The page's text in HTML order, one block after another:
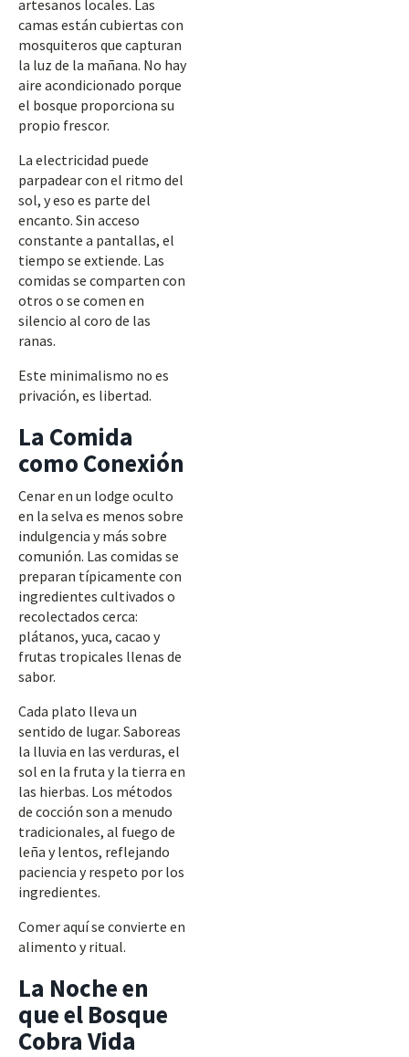
artesanos locales. Las
camas están cubiertas con
mosquiteros que capturan
la luz de la mañana. No hay
aire acondicionado porque
el bosque proporciona su
propio frescor.
La electricidad puede
parpadear con el ritmo del
sol, y eso es parte del
encanto. Sin acceso
constante a pantallas, el
tiempo se extiende. Las
comidas se comparten con
otros o se comen en
silencio al coro de las
ranas.
Este minimalismo no es
privación, es libertad.
La Comida
como Conexión
Cenar en un lodge oculto
en la selva es menos sobre
indulgencia y más sobre
comunión. Las comidas se
preparan típicamente con
ingredientes cultivados o
recolectados cerca:
plátanos, yuca, cacao y
frutas tropicales llenas de
sabor.
Cada plato lleva un
sentido de lugar. Saboreas
la lluvia en las verduras, el
sol en la fruta y la tierra en
las hierbas. Los métodos
de cocción son a menudo
tradicionales, al fuego de
leña y lentos, reflejando
paciencia y respeto por los
ingredientes.
Comer aquí se convierte en
alimento y ritual.
La Noche en
que el Bosque
Cobra Vida